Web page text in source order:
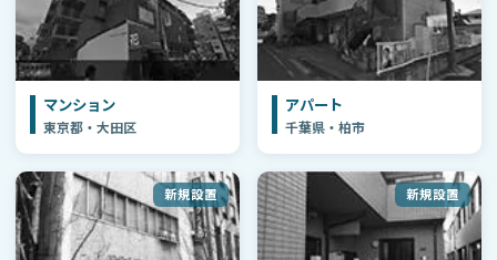
マンション
東京都・大田区
アパート
千葉県・柏市
新規設置 新規設置